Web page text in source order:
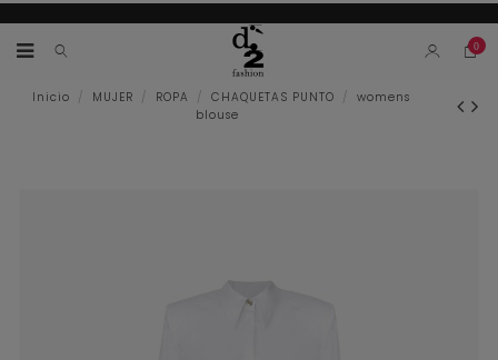
0
Inicio MUJER ROPA CHAQUETAS PUNTO
womens
blouse